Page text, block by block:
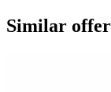
Similar